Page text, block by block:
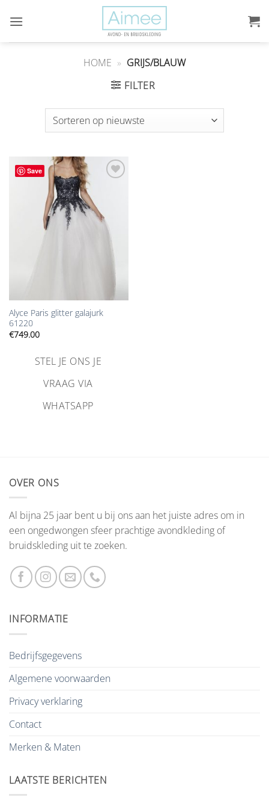
naar
HOME » GRIJS/BLAUW
FILTER
Save
verlanglijst
toevoegen
Alyce Paris glitter galajurk
61220
€749.00
STEL JE ONS JE
VRAAG VIA
WHATSAPP
OVER ONS
Al bijna 25 jaar bent u bij ons aan het juiste adres om in
een ongedwongen sfeer prachtige avondkleding of
bruidskleding uit te zoeken.
INFORMATIE
Bedrijfsgegevens
Algemene voorwaarden
Privacy verklaring
Contact
Merken & Maten
LAATSTE BERICHTEN